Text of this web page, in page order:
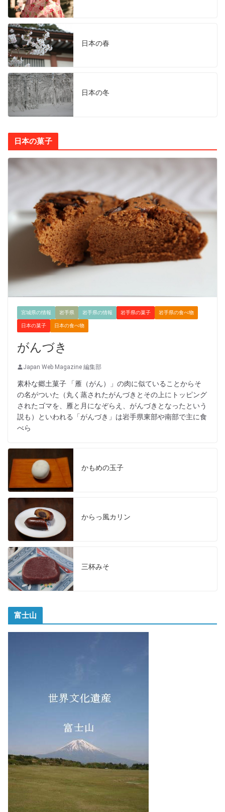
日本の春
日本の冬
日本の菓子
宮城県の情報 岩手県 岩手県の情報 岩手県の菓子 岩手県の食べ物
日本の菓子 日本の食べ物
がんづき
Japan Web Magazine 編集部
素朴な郷土菓子 「雁（がん）」の肉に似ていることからそ
の名がついた（丸く蒸されたがんづきとその上にトッピング
されたゴマを、雁と月になぞらえ、がんづきとなったという
説も）といわれる「がんづき」は岩手県東部や南部で主に食
べら
かもめの玉子
からっ風カリン
三杯みそ
富士山